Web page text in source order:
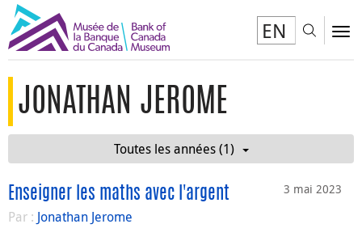
EN
JONATHAN JEROME
Toutes les années (1)
3 mai 2023
Enseigner les maths avec l'argent
Par : Jonathan Jerome